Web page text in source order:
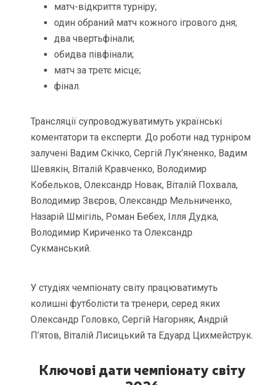
матч-відкриття турніру;
один обраний матч кожного ігрового дня;
два чвертьфінали;
обидва півфінали;
матч за третє місце;
фінал.
Трансляції супроводжуватимуть українські
коментатори та експерти. До роботи над турніром
залучені Вадим Скічко, Сергій Лук’яненко, Вадим
Шевякін, Віталій Кравченко, Володимир
Кобельков, Олександр Новак, Віталій Похвала,
Володимир Звєров, Олександр Мельниченко,
Назарій Шмігіль, Роман Бебех, Ілля Дудка,
Володимир Кириченко та Олександр
Сукманський.
У студіях чемпіонату світу працюватимуть
колишні футболісти та тренери, серед яких
Олександр Головко, Сергій Нагорняк, Андрій
П’ятов, Віталій Лисицький та Едуард Цихмейструк.
Ключові дати чемпіонату світу